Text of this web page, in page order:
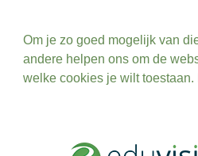
Om je zo goed mogelijk van
andere helpen ons om de
welke cookies je wilt